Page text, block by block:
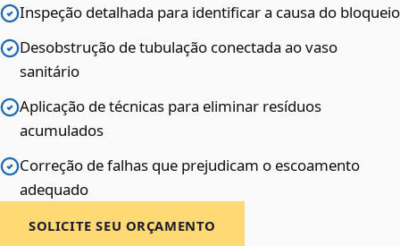
Inspeção detalhada para identificar a causa do bloqueio
Desobstrução de tubulação conectada ao vaso
sanitário
Aplicação de técnicas para eliminar resíduos
acumulados
Correção de falhas que prejudicam o escoamento
adequado
SOLICITE SEU ORÇAMENTO